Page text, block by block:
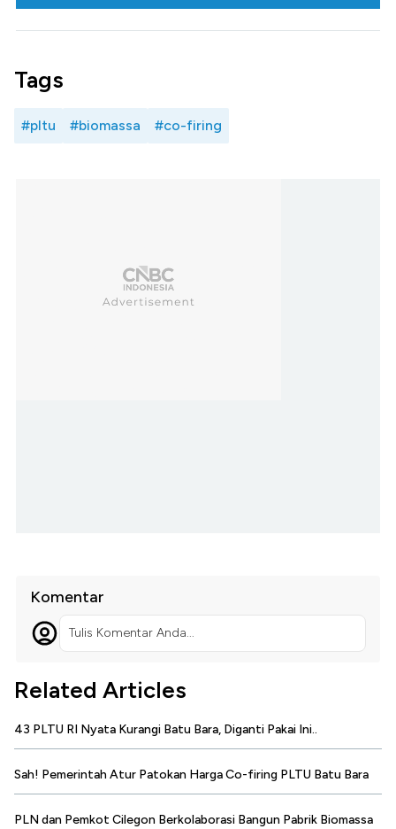
Tags
#pltu #biomassa #co-firing
Komentar
Tulis Komentar Anda...
Related Articles
43 PLTU RI Nyata Kurangi Batu Bara, Diganti Pakai Ini..
Sah! Pemerintah Atur Patokan Harga Co-firing PLTU Batu Bara
PLN dan Pemkot Cilegon Berkolaborasi Bangun Pabrik Biomassa